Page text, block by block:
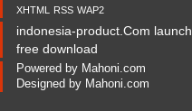
XHTML RSS WAP2
indonesia-product.Com
free download
Powered by Mahoni.com
Designed by Mahoni.com